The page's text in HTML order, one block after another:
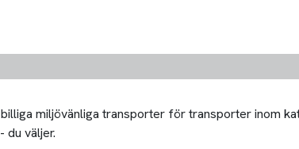
miljövänliga transporter för transporter inom
du väljer.